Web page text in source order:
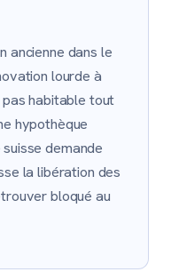
ancienne dans le
lourde à
habitable tout
hypothèque
demande
la libération des
bloqué au